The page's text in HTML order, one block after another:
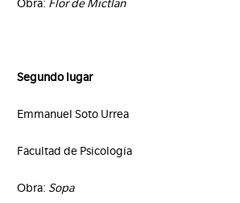
Obra: Flor de Mictlan
Segundo lugar
Emmanuel Soto Urrea
Facultad de Psicología
Obra: Sopa